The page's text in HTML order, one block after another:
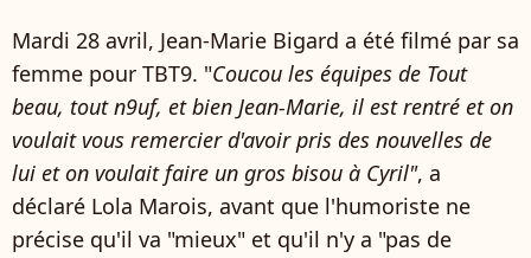
Mardi 28 avril, Jean-Marie Bigard a été filmé par sa
femme pour TBT9. "Coucou les équipes de Tout
beau, tout n9uf, et bien Jean-Marie, il est rentré et on
voulait vous remercier d'avoir pris des nouvelles de
lui et on voulait faire un gros bisou à Cyril", a
déclaré Lola Marois, avant que l'humoriste ne
précise qu'il va "mieux" et qu'il n'y a "pas de